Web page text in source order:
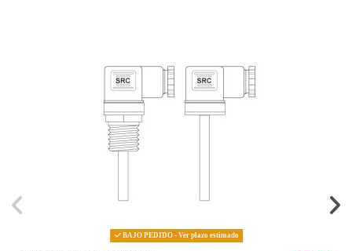
BAJO PEDIDO - Ver plazo estimado